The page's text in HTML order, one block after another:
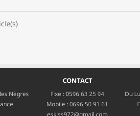
Nègres
CONTACT
Fixe :0596 63 25 94
Mobile :0696 50 91 61
eskiss972@gmail.com
Du